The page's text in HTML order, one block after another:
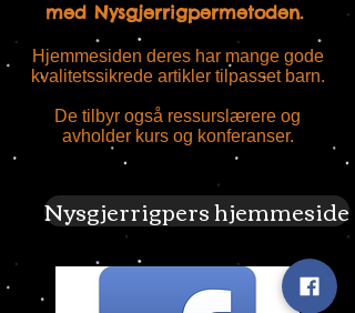
med Nysgjerrigpermetoden.
Hjemmesiden deres har mange gode
kvalitetssikrede artikler tilpasset barn.
De tilbyr også ressurslærere og
avholder kurs og konferanser.
Nysgjerrigpers hjemmeside